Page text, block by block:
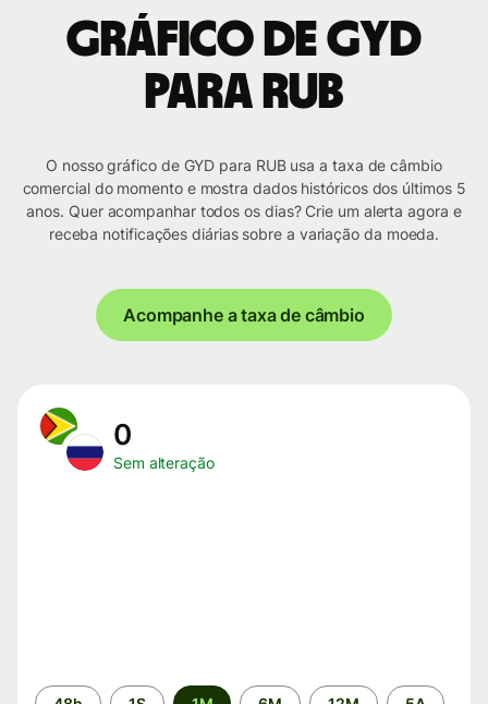
Gráfico de GYD
para RUB
O nosso gráfico de GYD para RUB usa a taxa de câmbio
comercial do momento e mostra dados históricos dos últimos 5
anos. Quer acompanhar todos os dias? Crie um alerta agora e
receba notificações diárias sobre a variação da moeda.
Acompanhe a taxa de câmbio
0
Sem alteração
Período